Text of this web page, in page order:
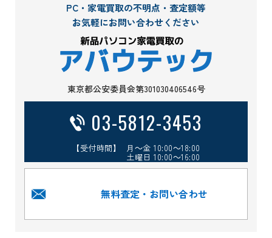
PC・家電買取の不明点・査定額等
お気軽にお問い合わせください
東京都公安委員会第301030406546号
03-5812-3453
【受付時間】 月～金 10:00～18:00
土曜日 10:00～16:00
無料査定・お問い合わせ